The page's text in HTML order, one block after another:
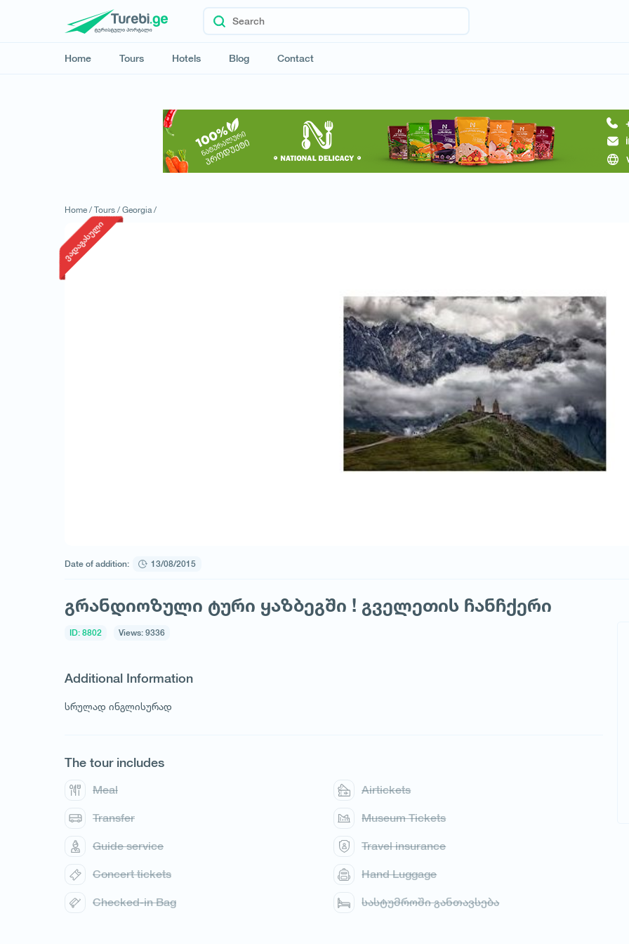
Home Tours Hotels Blog Contact
Request a tour
Home / Tours / Georgia /
ვადაგასული
Date of addition: 13/08/2015
გრანდიოზული ტური ყაზბეგში ! გველეთის ჩანჩქერი
ID: 8802 Views: 9336
Additional Information
სრულად ინგლისურად
The tour includes
Meal Airtickets
Transfer Museum Tickets
Guide service Travel insurance
Concert tickets Hand Luggage
Checked-in Bag სასტუმროში განთავსება